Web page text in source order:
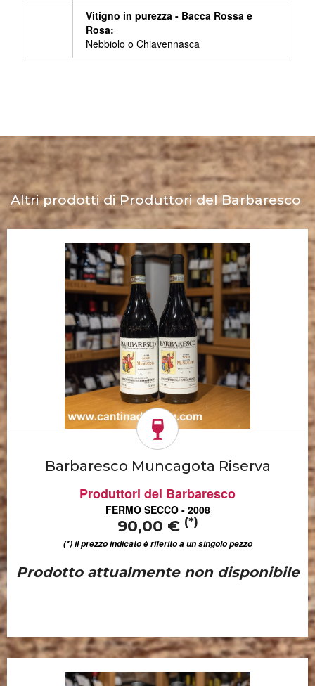
Vitigno in purezza - Bacca Rossa e
Rosa:
Nebbiolo o Chiavennasca
Altri prodotti di Produttori del Barbaresco
Barbaresco Muncagota Riserva
Produttori del Barbaresco
FERMO SECCO - 2008
90,00 € (*)
(*) il prezzo indicato è riferito a un singolo pezzo
Prodotto attualmente non disponibile